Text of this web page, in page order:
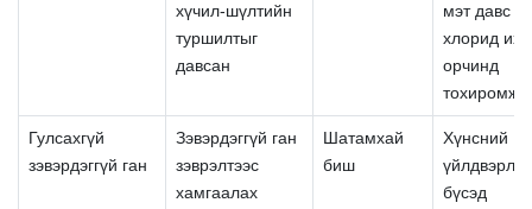
хүчил-шүлтийн
туршилтыг
давсан
мэт давс
хлорид
орчинд
Гулсахгүй
зэвэрдэггүй ган
Зэвэрдэггүй ган
зэврэлтээс
хамгаалах
Шатамхай
биш
Хүнсний
бүсэд